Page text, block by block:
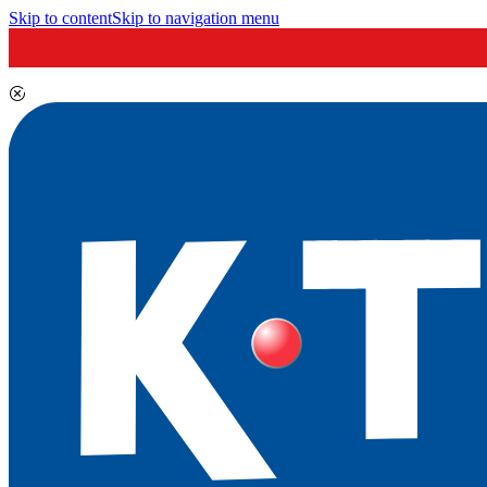
Skip to contentSkip to navigation menu